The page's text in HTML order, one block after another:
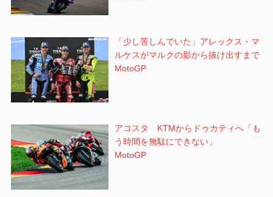
「少し苦しんでいた」アレックス・マ
ルケスがマルクの影から抜け出すまで
MotoGP
アコスタ KTMからドゥカティへ「も
う時間を無駄にできない」
MotoGP